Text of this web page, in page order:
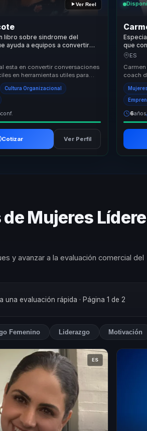
Ver Reel
libro sobre sindrome del
ayuda a equipos a convertir
en claridad, confianza y
esta en convertir conversaciones
en herramientas utiles para
y bienestar. Hace que t...
Cultura Organizacional
conf.
Cotizar Ver Perfil
que
ES
coach
Ayuda a
6años
Mujeres
y avanzar a la evaluación comercial del
una evaluación rápida · Página 1 de 2
Femenino Liderazgo Motivación
ES